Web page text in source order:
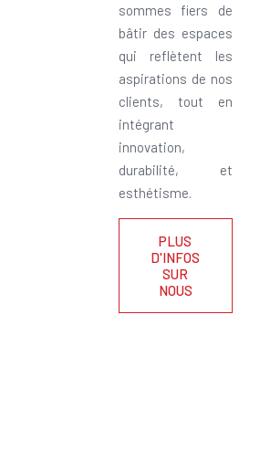
sommes fiers de
bâtir des espaces
qui reflètent les
aspirations de nos
clients, tout en
intégrant
innovation,
durabilité, et
esthétisme.
PLUS
D'INFOS
SUR
NOUS